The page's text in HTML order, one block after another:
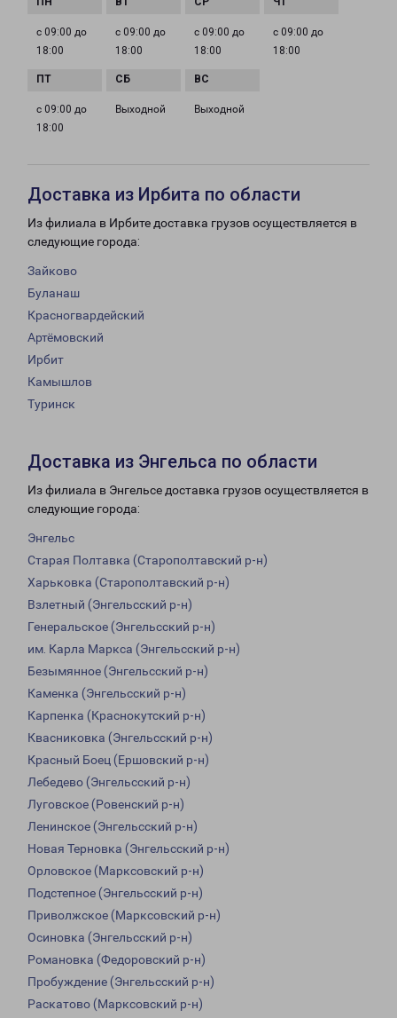
с 09:00 до
18:00
с 09:00 до
18:00
с 09:00 до
18:00
с 09:00 до
18:00
с 09:00 до
18:00
Выходной Выходной
Доставка из Ирбита по области
Из филиала в Ирбите доставка грузов осуществляется в
следующие города:
Зайково
Буланаш
Красногвардейский
Артёмовский
Ирбит
Камышлов
Туринск
Доставка из Энгельса по области
Из филиала в Энгельсе доставка грузов осуществляется в
следующие города:
Энгельс
Старая Полтавка (Старополтавский р-н)
Харьковка (Старополтавский р-н)
Взлетный (Энгельсский р-н)
Генеральское (Энгельсский р-н)
им. Карла Маркса (Энгельсский р-н)
Безымянное (Энгельсский р-н)
Каменка (Энгельсский р-н)
Карпенка (Краснокутский р-н)
Квасниковка (Энгельсский р-н)
Красный Боец (Ершовский р-н)
Лебедево (Энгельсский р-н)
Луговское (Ровенский р-н)
Ленинское (Энгельсский р-н)
Новая Терновка (Энгельсский р-н)
Орловское (Марксовский р-н)
Подстепное (Энгельсский р-н)
Приволжское (Марксовский р-н)
Осиновка (Энгельсский р-н)
Романовка (Федоровский р-н)
Пробуждение (Энгельсский р-н)
Раскатово (Марксовский р-н)